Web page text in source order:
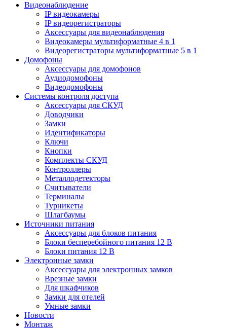
Видеонаблюдение
IP видеокамеры
IP видеорегистраторы
Аксессуары для видеонаблюдения
Видеокамеры мультиформатные 4 в 1
Видеорегистраторы мультиформатные 5 в 1
Домофоны
Аксессуары для домофонов
Аудиодомофоны
Видеодомофоны
Системы контроля доступа
Аксессуары для СКУД
Доводчики
Замки
Идентификаторы
Ключи
Кнопки
Комплекты СКУД
Контроллеры
Металлодетекторы
Считыватели
Терминалы
Турникеты
Шлагбаумы
Источники питания
Аксессуары для блоков питания
Блоки бесперебойного питания 12 В
Блоки питания 12 В
Электронные замки
Аксессуары для электронных замков
Врезные замки
Для шкафчиков
Замки для отелей
Умные замки
Новости
Монтаж